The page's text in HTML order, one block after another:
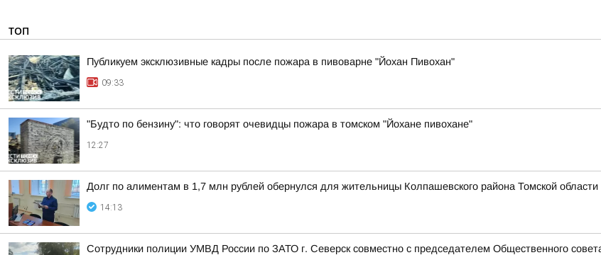
ТОП
Публикуем эксклюзивные кадры после пожара в пивоварне "Йохан Пивохан"
09:33
"Будто по бензину": что говорят очевидцы пожара в томском "Йохане пивохане"
12:27
Долг по алиментам в 1,7 млн рублей обернулся для жительницы Колпашевского района Томской
14:13
Сотрудники полиции УМВД России по ЗАТО г. Северск совместно с председателем Общественного